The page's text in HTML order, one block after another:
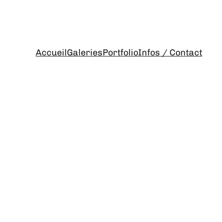
AccueilGaleriesPortfolioInfos / Contact